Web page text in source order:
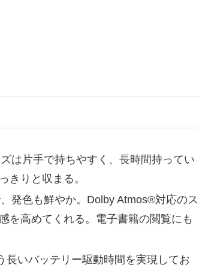
は片手で持ちやすく、長時間持ってい
きりと収まる。
発色も鮮やか。Dolby Atmos®対応のス
を高めてくれる。電子書籍の閲覧にも
いバッテリー駆動時間を実現してお